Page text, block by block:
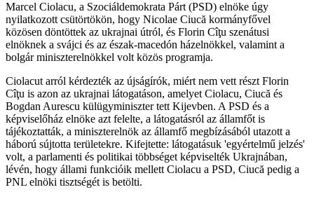
Marcel Ciolacu, a Szociáldemokrata Párt (PSD) elnöke úgy
nyilatkozott csütörtökön, hogy Nicolae Ciucă kormányfővel
közösen döntöttek az ukrajnai útról, és Florin Cîţu szenátusi
elnöknek a svájci és az észak-macedón házelnökkel, valamint a
bolgár miniszterelnökkel volt közös programja.
Ciolacut arról kérdezték az újságírók, miért nem vett részt Florin
Cîţu is azon az ukrajnai látogatáson, amelyet Ciolacu, Ciucă és
Bogdan Aurescu külügyminiszter tett Kijevben. A PSD és a
képviselőház elnöke azt felelte, a látogatásról az államfőt is
tájékoztatták, a miniszterelnök az államfő megbízásából utazott a
háború sújtotta területekre. Kifejtette: látogatásuk 'egyértelmű jelzés'
volt, a parlamenti és politikai többséget képviselték Ukrajnában,
lévén, hogy állami funkcióik mellett Ciolacu a PSD, Ciucă pedig a
PNL elnöki tisztségét is betölti.